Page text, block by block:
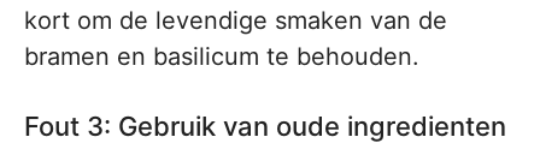
kort om de levendige smaken van de
bramen en basilicum te behouden.
Fout 3: Gebruik van oude ingredienten